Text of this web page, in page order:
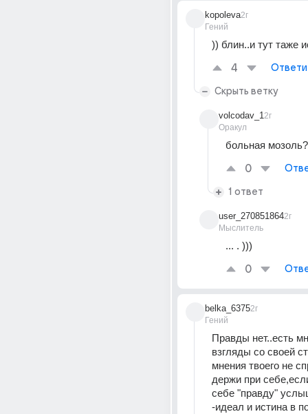
kopoleva
Гений
2г
)) блин..и тут таже
4
Скрыть ветку
volcodav_1
Оракул
2г
больная
0
1 ответ
user_270851864
Мыслитель
2г
... . )))
0
belka_6375
Гений
2г
Правды нет..есть
взгляды со своей
мнения твоего не
держи при
себе "правду"
-идеал и истина в